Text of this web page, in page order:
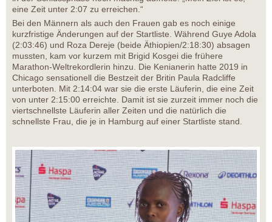
eine Zeit unter 2:07 zu erreichen.“
Bei den Männern als auch den Frauen gab es noch einige
kurzfristige Änderungen auf der Startliste. Während Guye Adola
(2:03:46) und Roza Dereje (beide Äthiopien/2:18:30) absagen
mussten, kam vor kurzem mit Brigid Kosgei die frühere
Marathon-Weltrekordlerin hinzu. Die Kenianerin hatte 2019 in
Chicago sensationell die Bestzeit der Britin Paula Radcliffe
unterboten. Mit 2:14:04 war sie die erste Läuferin, die eine Zeit
von unter 2:15:00 erreichte. Damit ist sie zurzeit immer noch die
viertschnellste Läuferin aller Zeiten und die natürlich die
schnellste Frau, die je in Hamburg auf einer Startliste stand.